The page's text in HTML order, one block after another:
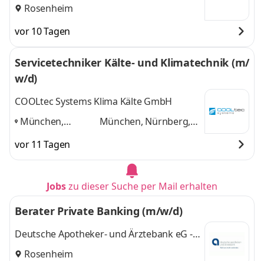
Rosenheim
vor 10 Tagen
Servicetechniker Kälte- und Klimatechnik (m/
w/d)
COOLtec Systems Klima Kälte GmbH
München,
Augsburg,
Rosenheim,
München, Nürnberg,
vor 11 Tagen
Jobszu dieser Suche per Mail erhalten
Berater Private Banking (m/w/d)
Deutsche Apotheker- und Ärztebank eG -
apoBank
Rosenheim